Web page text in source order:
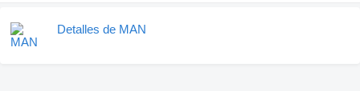
Detalles de MAN